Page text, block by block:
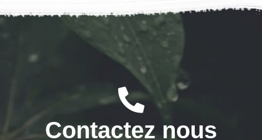
Contactez nous